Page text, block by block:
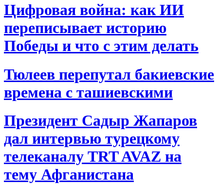
Цифровая война: как ИИ
переписывает историю
Победы и что с этим делать
Тюлеев перепутал бакиевские
времена с ташиевскими
Президент Садыр Жапаров
дал интервью турецкому
телеканалу TRT AVAZ на
тему Афганистана